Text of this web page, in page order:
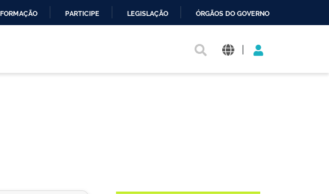
PARTICIPE LEGISLAÇÃO ÓRGÃOS DO GOVERNO
|